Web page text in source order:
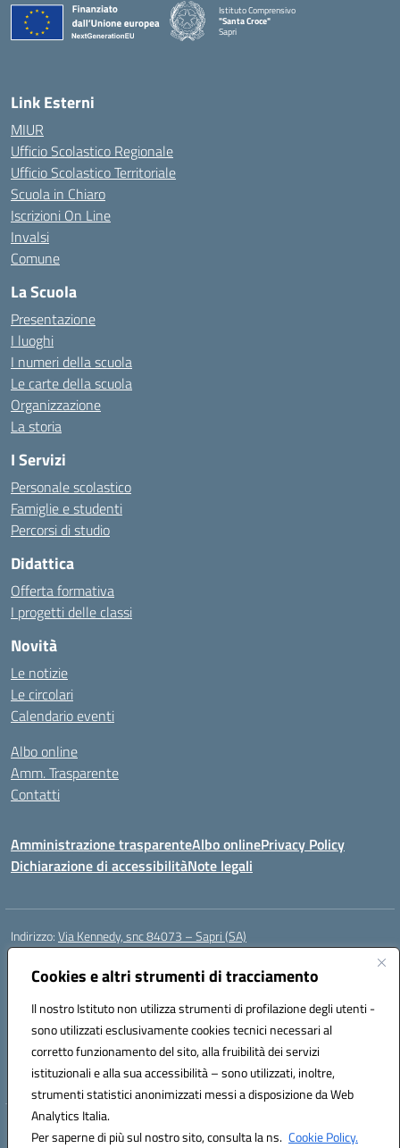
Cookies e altri strumenti di tracciamento
Il nostro Istituto non utilizza strumenti di profilazione degli utenti -
sono utilizzati esclusivamente cookies tecnici necessari al
corretto funzionamento del sito, alla fruibilità dei servizi
istituzionali e alla sua accessibilità – sono utilizzati, inoltre,
strumenti statistici anonimizzati messi a disposizione da Web
Analytics Italia.
Per saperne di più sul nostro sito, consulta la ns. Cookie Policy.
Istituto Comprensivo
"Santa Croce"
Sapri
— Visita la pagina iniziale della scuola
Link Esterni
MIUR
Ufficio Scolastico Regionale
Ufficio Scolastico Territoriale
Scuola in Chiaro
Iscrizioni On Line
Invalsi
Comune
La Scuola
Presentazione
I luoghi
I numeri della scuola
Le carte della scuola
Organizzazione
La storia
I Servizi
Personale scolastico
Famiglie e studenti
Percorsi di studio
Didattica
Offerta formativa
I progetti delle classi
Novità
Le notizie
Le circolari
Calendario eventi
Albo online
Amm. Trasparente
Contatti
Amministrazione trasparenteAlbo onlinePrivacy Policy
Dichiarazione di accessibilitàNote legali
Indirizzo:Via Kennedy, snc 84073 – Sapri (SA)
Centralino:
Posta elettronica certificata (PEC):saic878008@pec.istruzione.it
Codice fiscale: 84002700650
Codice meccanografico:SAIC878008
Codice Indice delle Pubbliche Amministrazioni (IPA): istsc_saic878008
Codice unico di fatturazione (CUF): UFYPHY
Hosting & Powered by 3D Solution S.r.l.